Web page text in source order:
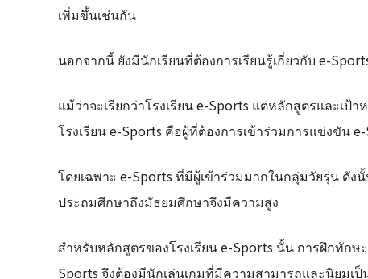
เพิ่มขึ้นเช่นกัน
นอกจากนี้ ยังมีนักเรียนที่ต้องการเรียนรู้เกี่ยวกับ e-
แม้ว่าจะเรียกว่าโรงเรียน e-Sports แต่หลักสูตรและเ
โรงเรียน e-Sports คือผู้ที่ต้องการเข้าร่วมการแข่งขัน
โดยเฉพาะ e-Sports ที่มีผู้เข้าร่วมมากในกลุ่มวัยรุ่น ดัง
ประถมศึกษาถึงมัธยมศึกษาจึงมีความสูง
สำหรับหลักสูตรของโรงเรียน e-Sports นั้น การฝึกทักษ
Sports จึงต้องมีนักเล่นเกมที่มีความสามารถและนิยมเป็